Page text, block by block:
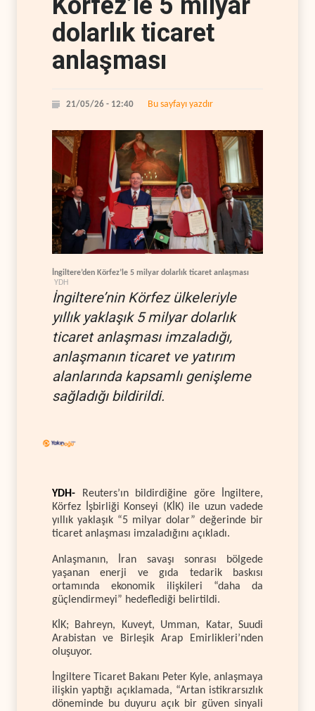
dolarlık ticaret
anlaşması
21/05/26 - 12:40 Bu sayfayı yazdır
İngiltere’den Körfez’le 5 milyar dolarlık ticaret anlaşması
YDH
İngiltere’nin Körfez ülkeleriyle
yıllık yaklaşık 5 milyar dolarlık
ticaret anlaşması imzaladığı,
anlaşmanın ticaret ve yatırım
alanlarında kapsamlı genişleme
sağladığı bildirildi.
YDH- Reuters’ın bildirdiğine göre İngiltere,
Körfez İşbirliği Konseyi (KİK) ile uzun vadede
yıllık yaklaşık “5 milyar dolar” değerinde bir
ticaret anlaşması imzaladığını açıkladı.
Anlaşmanın, İran savaşı sonrası bölgede
yaşanan enerji ve gıda tedarik baskısı
ortamında ekonomik ilişkileri “daha da
güçlendirmeyi” hedeflediği belirtildi.
KİK; Bahreyn, Kuveyt, Umman, Katar, Suudi
Arabistan ve Birleşik Arap Emirlikleri’nden
oluşuyor.
İngiltere Ticaret Bakanı Peter Kyle, anlaşmaya
ilişkin yaptığı açıklamada, “Artan istikrarsızlık
döneminde bu duyuru açık bir güven sinyali